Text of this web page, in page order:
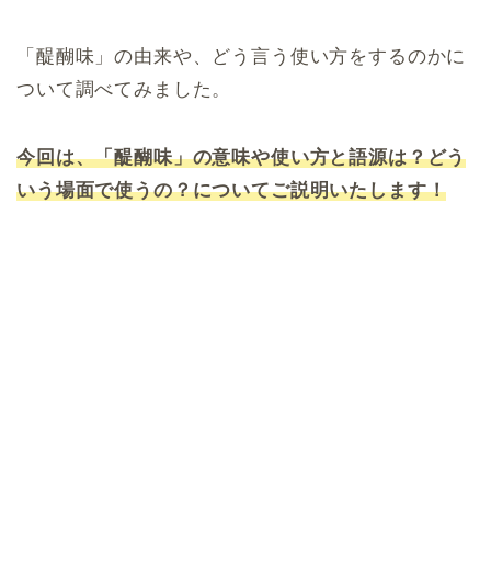
「醍醐味」の由来や、どう言う使い方をするのかに
ついて調べてみました。
今回は、「醍醐味」の意味や使い方と語源は？どう
いう場面で使うの？についてご説明いたします！